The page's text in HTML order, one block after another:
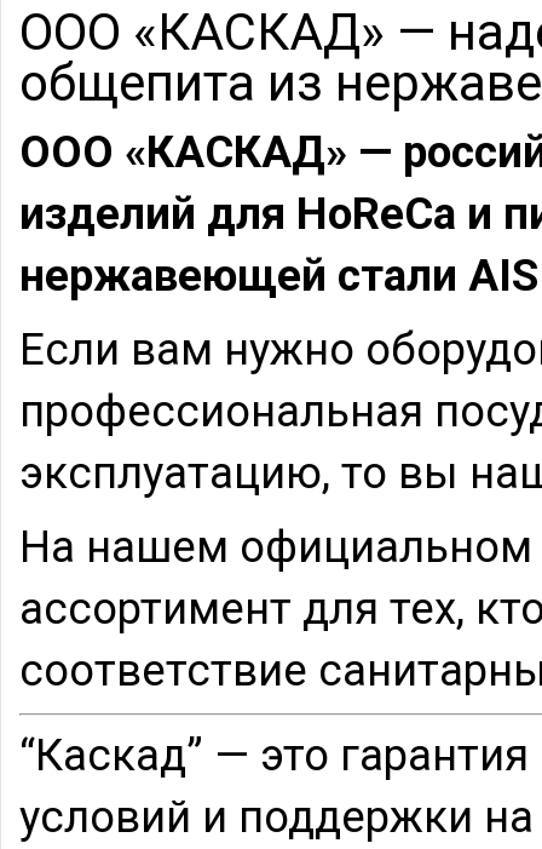
ООО «КАСКАД» —
общепита из
ООО «КАСКАД» —
изделий для HoReCa и
нержавеющей стали
Если вам нужно
профессиональная
эксплуатацию, то вы
На нашем официальном
ассортимент для тех,
соответствие
“Каскад” — это
условий и поддержки